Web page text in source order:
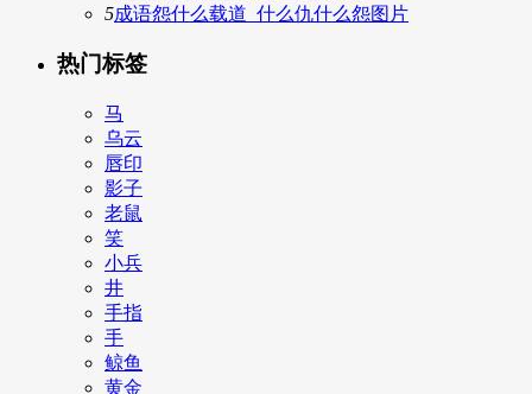
5成语怨什么载道_什么仇什么怨图片
热门标签
马
乌云
唇印
影子
老鼠
笑
小兵
井
手指
手
鲸鱼
黄金